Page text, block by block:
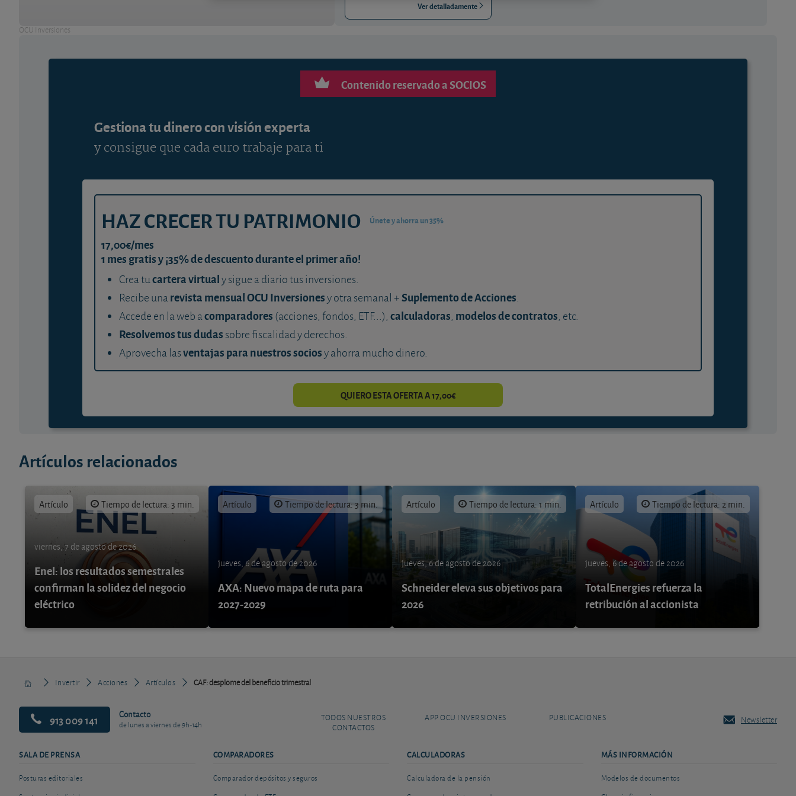
OCU Inversiones
Ver detalladamente
Contenido reservado a SOCIOS
Gestiona tu dinero con visión experta
y consigue que cada euro trabaje para ti
HAZ CRECER TU PATRIMONIO Únete y ahorra un 35%
17,00€/mes
1 mes gratis y ¡35% de descuento durante el primer año!
Crea tucartera virtualy sigue a diario tus inversiones.
Recibe unarevista mensual OCU Inversionesy otra semanal +Suplemento de Acciones.
Accede en la web acomparadores (acciones, fondos, ETF...), calculadoras, modelos de contratos, etc.
Resolvemos tus dudas sobre fiscalidad y derechos.
Aprovecha lasventajas para nuestros sociosy ahorra mucho dinero.
QUIERO ESTA OFERTA A 17,00€
Artículos relacionados
Artículo Tiempo de lectura: 3 min.
viernes, 7 de agosto de 2026
Enel: los resultados semestrales
confirman la solidez del negocio
eléctrico
Artículo Tiempo de lectura: 3 min.
jueves, 6 de agosto de 2026
AXA: Nuevo mapa de ruta para
2027-2029
Artículo Tiempo de lectura: 1 min.
jueves, 6 de agosto de 2026
Schneider eleva sus objetivos para
2026
Artículo Tiempo de lectura: 2 min.
jueves, 6 de agosto de 2026
TotalEnergies refuerza la
retribución al accionista
Invertir Acciones Artículos CAF: desplome del beneficio trimestral
913 009 141 Contacto
de lunes a viernes de 9h-14h
TODOS NUESTROS
CONTACTOS
APP OCU INVERSIONES PUBLICACIONES Newsletter
SALA DE PRENSA
Posturas editoriales
COMPARADORES
Comparador depósitos y seguros
CALCULADORAS
Calculadora de la pensión
MÁS INFORMACIÓN
Modelos de documentos